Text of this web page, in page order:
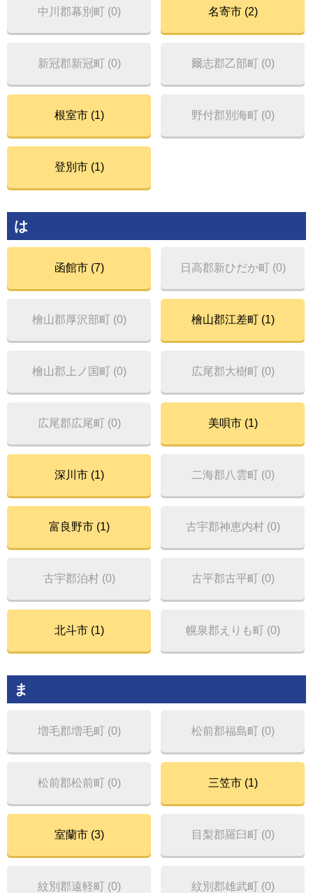
中川郡幕別町 (0) 名寄市 (2)
新冠郡新冠町 (0) 爾志郡乙部町 (0)
根室市 (1) 野付郡別海町 (0)
登別市 (1)
は
函館市 (7) 日高郡新ひだか町 (0)
檜山郡厚沢部町 (0) 檜山郡江差町 (1)
檜山郡上ノ国町 (0) 広尾郡大樹町 (0)
広尾郡広尾町 (0) 美唄市 (1)
深川市 (1) 二海郡八雲町 (0)
富良野市 (1) 古宇郡神恵内村 (0)
古宇郡泊村 (0) 古平郡古平町 (0)
北斗市 (1) 幌泉郡えりも町 (0)
ま
増毛郡増毛町 (0) 松前郡福島町 (0)
松前郡松前町 (0) 三笠市 (1)
室蘭市 (3) 目梨郡羅臼町 (0)
紋別郡遠軽町 (0) 紋別郡雄武町 (0)